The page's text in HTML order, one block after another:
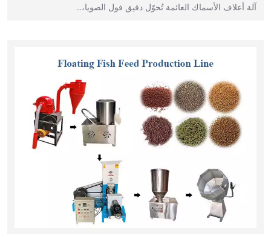
آلة أعلاف الأسماك العائمة تُحوّل دقيق فول الصويا،…